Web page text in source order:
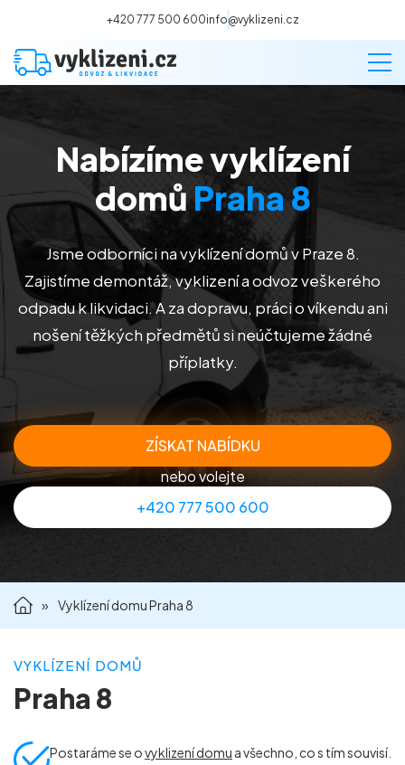
+420 777 500 600info@vyklizeni.cz
Vyklízení
Stěhování
Malování
Deratizace a dezinsekce
Příprava nemovitostí na prodej
Reference
Nabízíme vyklízení
domůPraha 8
Jsme odborníci na vyklízení domů v Praze 8.
Zajistíme demontáž, vyklizení a odvoz veškerého
odpadu k likvidaci. A za dopravu, práci o víkendu ani
nošení těžkých předmětů si neúčtujeme žádné
příplatky.
ZÍSKAT NABÍDKU
nebo volejte
+420 777 500 600
» Vyklízení domu Praha 8
VYKLÍZENÍ DOMŮ
Praha 8
Postaráme se ovyklizení domu a všechno, co s tím souvisí.